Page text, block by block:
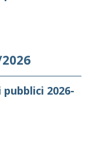
2026-